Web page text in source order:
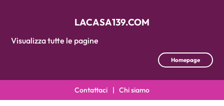
Visualizza tutte le pagine
LACASA139.COM
Homepage
Contattaci | Chi siamo